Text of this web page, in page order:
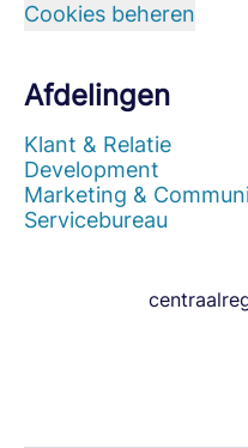
Cookies beheren
Afdelingen
Klant & Relatie
Development
Marketing &
Servicebureau